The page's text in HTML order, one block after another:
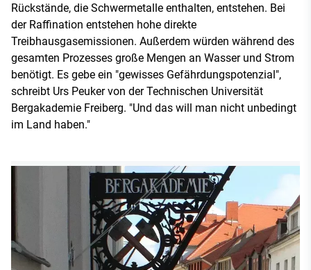
Rückstände, die Schwermetalle enthalten, entstehen. Bei
der Raffination entstehen hohe direkte
Treibhausgasemissionen. Außerdem würden während des
gesamten Prozesses große Mengen an Wasser und Strom
benötigt. Es gebe ein "gewisses Gefährdungspotenzial",
schreibt Urs Peuker von der Technischen Universität
Bergakademie Freiberg. "Und das will man nicht unbedingt
im Land haben."